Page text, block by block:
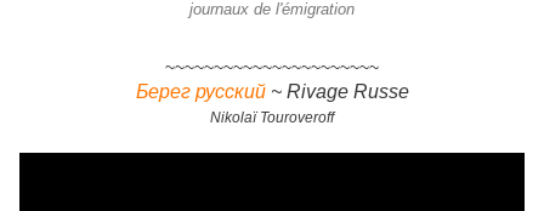
journaux de l'émigration
~~~~~~~~~~~~~~~~~~~~~~
Берег русский~ Rivage Russe
Nikolaï Touroveroff